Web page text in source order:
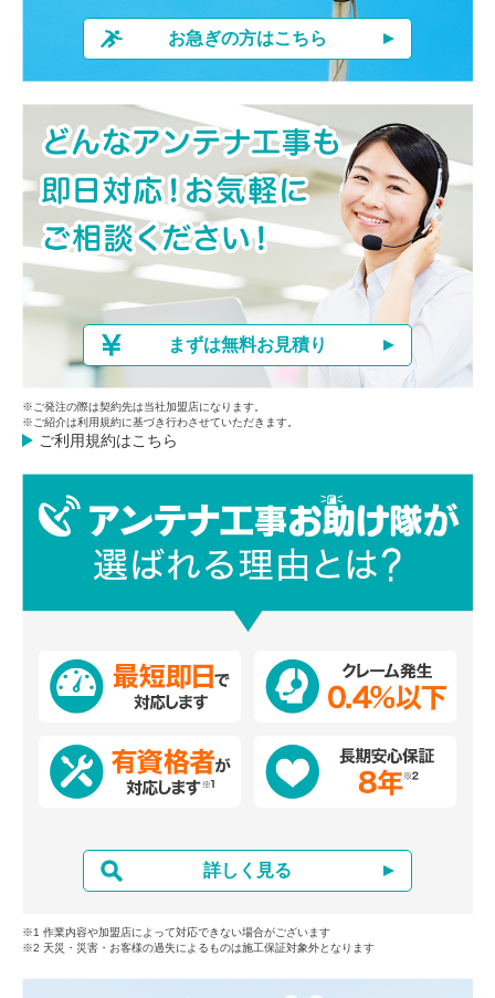
お急ぎの方はこちら
まずは無料お見積り
※ご発注の際は契約先は当社加盟店になります。
※ご紹介は利用規約に基づき行わさせていただきます。
ご利用規約はこちら
詳しく見る
※1 作業内容や加盟店によって対応できない場合がございます
※2 天災・災害・お客様の過失によるものは施工保証対象外となります